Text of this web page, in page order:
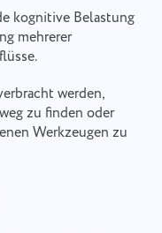
kognitive Belastung
mehrerer
werden,
zu finden oder
Werkzeugen zu